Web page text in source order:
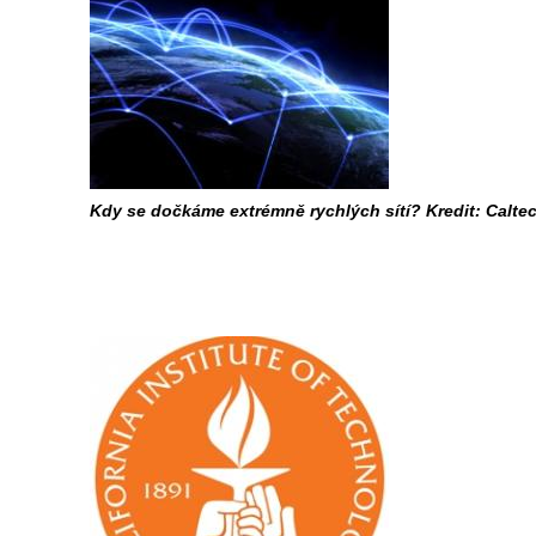
Kdy se dočkáme extrémně rychlých sítí? Kredit: